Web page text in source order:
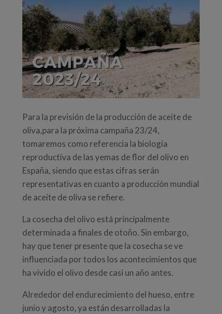
Para la previsión de la producción de aceite de
oliva,para la próxima campaña 23/24,
tomaremos como referencia la biología
reproductiva de las yemas de flor del olivo en
España, siendo que estas cifras serán
representativas en cuanto a producción mundial
de aceite de oliva se refiere.
La cosecha del olivo está principalmente
determinada a finales de otoño. Sin embargo,
hay que tener presente que la cosecha se ve
influenciada por todos los acontecimientos que
ha vivido el olivo desde casi un año antes.
Alrededor del endurecimiento del hueso, entre
junio y agosto, ya están desarrolladas la